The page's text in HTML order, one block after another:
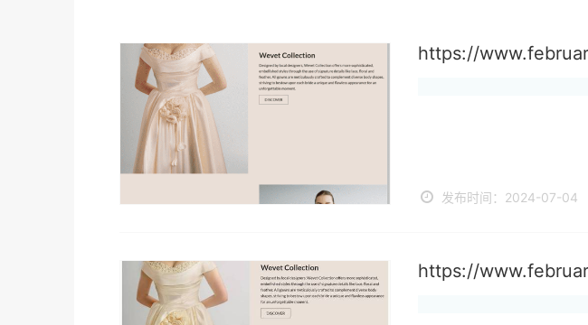
https://
发布时间：2024-07-04
https://